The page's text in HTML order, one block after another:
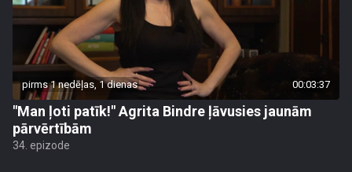
pirms 1 nedēļas, 1 dienas 00:03:37
"Man ļoti patīk!" Agrita Bindre ļāvusies jaunām
pārvērtībām
34. epizode